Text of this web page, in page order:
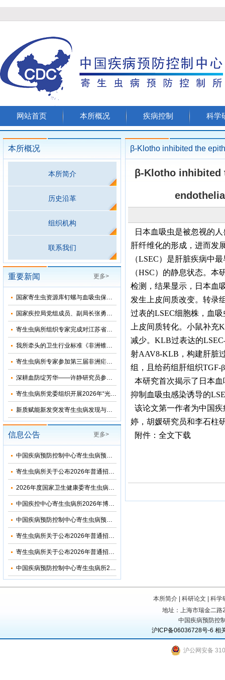
网站首页 本所概况 疾病控制 科学
本所概况
本所简介
历史沿革
组织机构
联系我们
重要新闻 更多>
国家寄生虫资源库钉螺与血吸虫保藏基地十五五”发展规划暨五方共建工作研讨会在上海召开
国家疾控局党组成员、副局长张勇到寄生虫病所调研指导
寄生虫病所组织专家完成对江苏省和湖北省2026年疟疾再传播风险评估
我所牵头的卫生行业标准《非洲锥虫病诊断》正式发布
寄生虫病所专家参加第三届非洲疟疾消除国际研讨会并分享中国抗疟经验
深耕血防绽芳华——许静研究员参加2026年“我和我的疾控故事”宣讲会
寄生虫病所党委组织开展2026年“光荣在党50年”纪念章颁发仪式
新质赋能新发突发寄生虫病发现与科研能力提升培训班在苏州成功举办
信息公告 更多>
中国疾病预防控制中心寄生虫病预防控制所（国家热带病研究中心）2026年优秀大学生夏令营活动招收简章
寄生虫病所关于公布2026年普通招考博士考生调剂复试名单的通知
2026年度国家卫生健康委寄生虫病原与媒介生物学重点实验室开放课题申请通知
中国疾控中心寄生虫病所2026年博士研究生招生调剂信息公布
中国疾病预防控制中心寄生虫病预防控制所2026年部门预算
寄生虫病所关于公布2026年普通招考公共卫生博士考生复试名单的通知
寄生虫病所关于公布2026年普通招考学术学位博士考生复试名单的通知
中国疾病预防控制中心寄生虫病所2024年度部门决算
β-Klotho inhibited
日本血吸虫是被忽视的
肝纤维化的形成，进而发
（LSEC）是肝脏疾病中
（HSC）的静息状态。
检测，结果显示，日本血
发生上皮间质改变。转录
过表的LSEC细胞株，血
上皮间质转化。小鼠补
减少。KLB过表达的
射AAV8-KLB，构建肝脏
组，且给药组肝组织TGF-
本研究首次揭示了日本
抑制血吸虫感染诱导的
该论文第一作者为中国
婷，胡媛研究员和李石柱
附件： 全文下载
本所简介 科研论文
科学
地址：上海市瑞金二
中国疾病预防控
沪ICP备06036728号-6 相
沪公网安备